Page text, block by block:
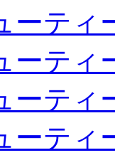
ーティ
ーティ
ーティ
ーティ